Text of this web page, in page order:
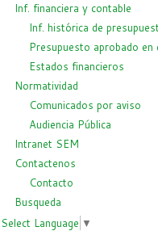
Inf. financiera y contable
Inf. histórica de
Presupuesto aprobado en
Estados financieros
Normatividad
Comunicados por aviso
Audiencia Pública
Intranet SEM
Contactenos
Contacto
Busqueda
Select Language ▼